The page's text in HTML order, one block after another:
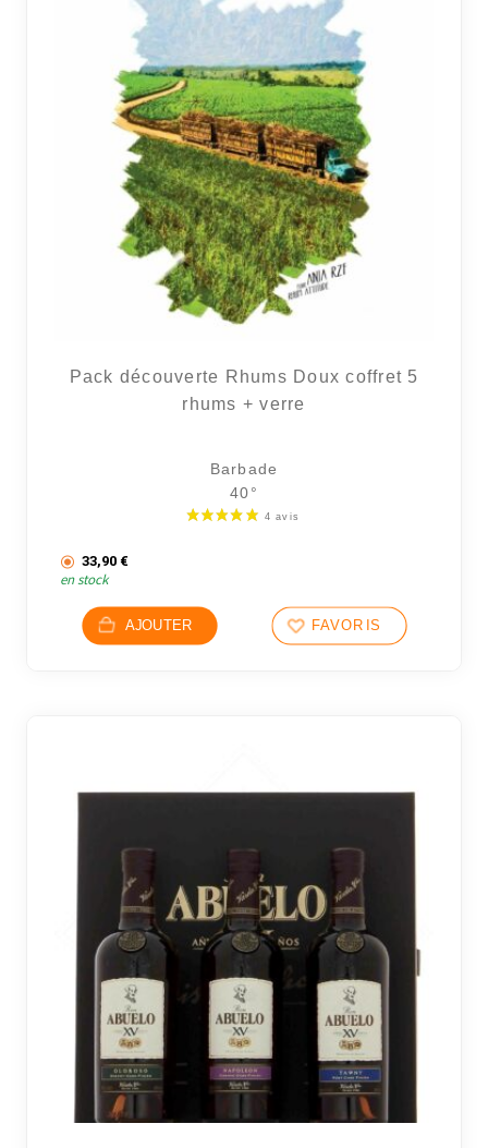
Pack découverte Rhums Doux coffret 5
rhums + verre
Barbade
40°
33,90 €
en stock
AJOUTER FAVORIS